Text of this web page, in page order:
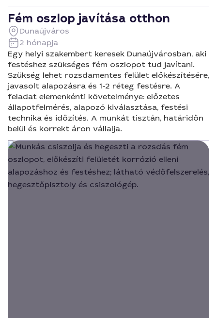
Fém oszlop javítása otthon
Dunaújváros
2 hónapja
Egy helyi szakembert keresek Dunaújvárosban, aki
festéshez szükséges fém oszlopot tud javítani.
Szükség lehet rozsdamentes felület előkészítésére,
javasolt alapozásra és 1-2 réteg festésre. A
feladat elemenkénti követelménye: előzetes
állapotfelmérés, alapozó kiválasztása, festési
technika és időzítés. A munkát tisztán, határidőn
belül és korrekt áron vállalja.